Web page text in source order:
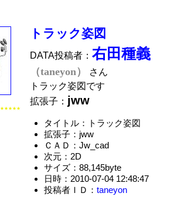
★★★★★
トラック姿図
DATA投稿者：右田種義
（taneyon）
さん
トラック姿図です
拡張子： jww
タイトル：トラック姿図
拡張子：jww
ＣＡＤ：Jw_cad
次元：2D
サイズ：88,145byte
日時：2010-07-04 12:48:47
投稿者ＩＤ： taneyon